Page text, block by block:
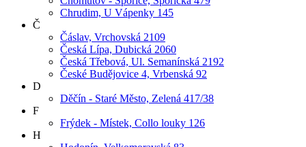
Chrudim, U Vápenky 145
Č
Čáslav, Vrchovská 2109
Česká Lípa, Dubická 2060
Česká Třebová, Ul. Semanínská 2192
České Budějovice 4, Vrbenská 92
D
Děčín - Staré Město, Zelená 417/38
F
Frýdek - Místek, Collo louky 126
H